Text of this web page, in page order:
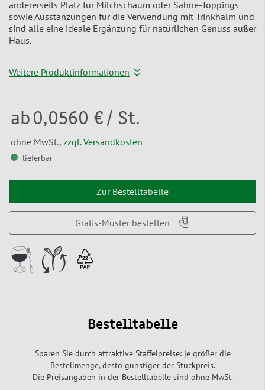
andererseits Platz für Milchschaum oder Sahne-Toppings
sowie Ausstanzungen für die Verwendung mit Trinkhalm und
sind alle eine ideale Ergänzung für natürlichen Genuss außer
Haus.
Weitere Produktinformationen
ab 0,0560 € / St.
ohne MwSt., zzgl. Versandkosten
lieferbar
Zur Bestelltabelle
Gratis-Muster bestellen
Bestelltabelle
Sparen Sie durch attraktive Staffelpreise: je größer die
Bestellmenge, desto günstiger der Stückpreis.
Die Preisangaben in der Bestelltabelle sind ohne MwSt.